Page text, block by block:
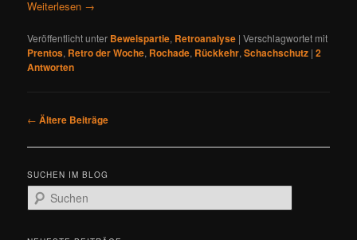
Weiterlesen →
Veröffentlicht unter Beweispartie, Retroanalyse |Verschlagwortet mit
Prentos, Retro der Woche, Rochade, Rückkehr,Schachschutz |2
Antworten
B
i
r
← Ältere Beiträge
SUCHEN IM BLOG
u